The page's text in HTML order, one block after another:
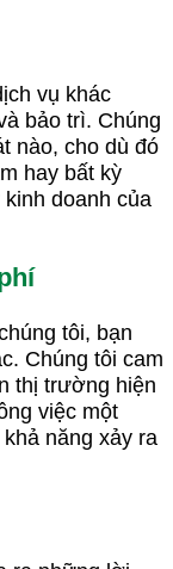
vụ khác
bảo trì. Chúng
nào, cho dù đó
hay bất kỳ
doanh của
tôi, bạn
Chúng tôi cam
thị trường hiện
việc một
năng xảy ra